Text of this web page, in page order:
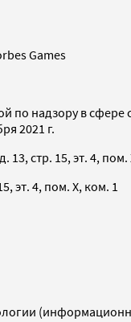
Games
по надзору в
2021 г.
стр. 15, эт. 4, пом.
эт. 4, пом. X, ком. 1